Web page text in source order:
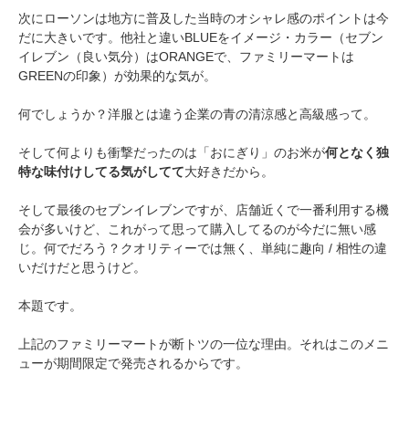
次にローソンは地方に普及した当時のオシャレ感のポイントは今
だに大きいです。他社と違いBLUEをイメージ・カラー（セブン
イレブン（良い気分）はORANGEで、ファミリーマートは
GREENの印象）が効果的な気が。
何でしょうか？洋服とは違う企業の青の清涼感と高級感って。
そして何よりも衝撃だったのは「おにぎり」のお米が何となく独
特な味付けしてる気がしてて大好きだから。
そして最後のセブンイレブンですが、店舗近くで一番利用する機
会が多いけど、これがって思って購入してるのが今だに無い感
じ。何でだろう？クオリティーでは無く、単純に趣向 / 相性の違
いだけだと思うけど。
本題です。
上記のファミリーマートが断トツの一位な理由。それはこのメニ
ューが期間限定で発売されるからです。